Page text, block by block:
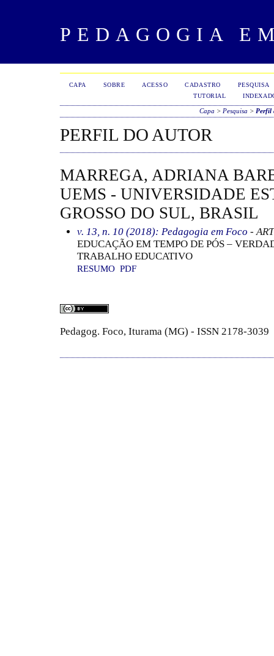
PEDAGOGIA
CAPA SOBRE ACESSO CADASTRO
PESQUISA
TUTORIAL
Capa > Pesquisa > Perfil
PERFIL DO AUTOR
MARREGA, ADRIANA
UEMS - UNIVERSIDADE
GROSSO DO SUL, BRASIL
v. 13, n. 10 (2018): Pedagogia em Foco -
EDUCAÇÃO EM TEMPO DE PÓS –
TRABALHO EDUCATIVO
RESUMO PDF
Pedagog. Foco, Iturama (MG) - ISSN 2178-3039